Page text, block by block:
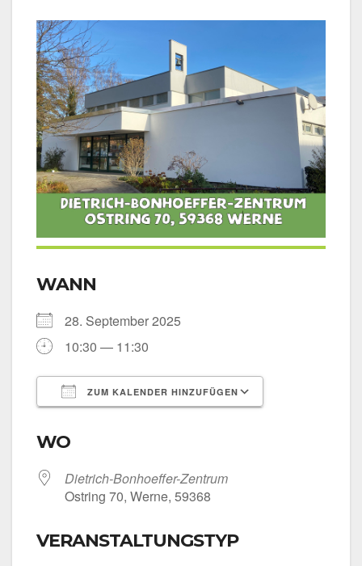
WANN
28. Sep­tem­ber 2025
10:30 — 11:30
ZUM KALENDER HINZUFÜGEN
WO
Dietrich-Bonhoeffer-Zentrum
Ost­ring 70, Wer­ne, 59368
VERANSTALTUNGSTYP